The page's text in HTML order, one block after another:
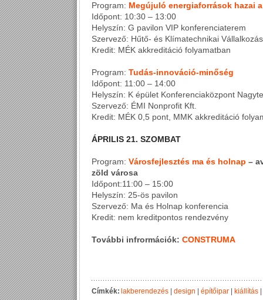
Program: Megújuló energiaforrások hazai
Időpont: 10:30 – 13:00
Helyszín: G pavilon VIP konferenciaterem
Szervező: Hűtő- és Klímatechnikai
Kredit: MÉK akkreditáció folyamatban
Program: Tudás-innováció-minőség
Időpont: 11:00 – 14:00
Helyszín: K épület Konferenciaközpont
Szervező: ÉMI Nonprofit Kft.
Kredit: MÉK 0,5 pont, MMK akkreditáció
ÁPRILIS 21. SZOMBAT
Program: Városfejlesztés ma és holnap –
zöld városa
Időpont:11:00 – 15:00
Helyszín: 25-ös pavilon
Szervező: Ma és Holnap konferencia
Kredit: nem kreditpontos rendezvény
További infrormációk: CONSTRUMA
Címkék: lakberendezés design építőipar kiállítás